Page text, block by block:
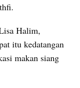
Halim,
itu kedatangan
makan siang